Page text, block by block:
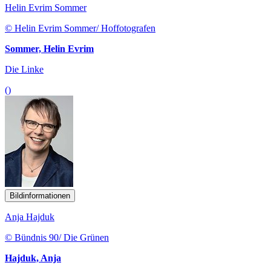
Helin Evrim Sommer
© Helin Evrim Sommer/ Hoffotografen
Sommer, Helin Evrim
Die Linke
()
Bildinformationen
Anja Hajduk
© Bündnis 90/ Die Grünen
Hajduk, Anja